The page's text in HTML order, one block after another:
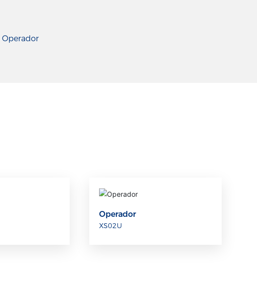
Operador
Operador
XS02U